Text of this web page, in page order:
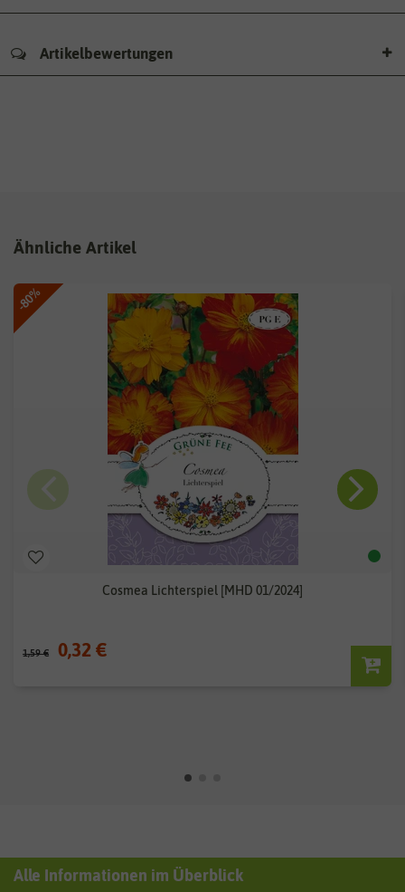
Artikelbewertungen
Ähnliche Artikel
-80%
Cosmea Lichterspiel [MHD 01/2024]
1,59 € 0,32 €
Alle Informationen im Überblick